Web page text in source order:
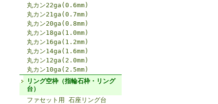
丸カン22ga(0.6mm)
丸カン21ga(0.7mm)
丸カン20ga(0.8mm)
丸カン18ga(1.0mm)
丸カン16ga(1.2mm)
丸カン14ga(1.6mm)
丸カン12ga(2.0mm)
丸カン10ga(2.5mm)
リング空枠（指輪石枠・リング
台）
ファセット用 石座リング台